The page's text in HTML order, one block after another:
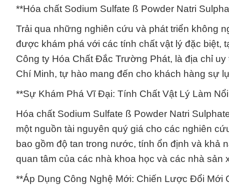
**Hóa chất Sodium Sulfate ß Powder Natri
Trải qua những nghiên cứu và phát triển không
được khám phá với các tính chất vật lý đặc biệt,
Công ty Hóa Chất Đắc Trường Phát, là địa chỉ
Chí Minh, tự hào mang đến cho khách hàng sự
**Sự Khám Phá Vĩ Đại: Tính Chất Vật Lý Làm
Hóa chất Sodium Sulfate ß Powder Natri
một nguồn tài nguyên quý giá cho các nghiên
bao gồm độ tan trong nước, tính ổn định và khả
quan tâm của các nhà khoa học và các nhà sản
**Áp Dụng Công Nghệ Mới: Chiến Lược Đổi Mới